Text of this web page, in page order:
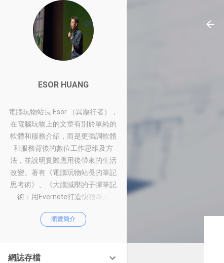
ESOR HUANG
電腦玩物站長 Esor （異塵行者），
在電腦玩物上的文章有別於單純的
軟體和服務介紹，而是更強調軟體
和服務背後的數位工作思維及方
法，並說明實際應用後帶來的生活
改變。著有《電腦玩物站長的筆記
思考術》、《大腦減壓的子彈筆記
術：用Evernote打造快狠準系
作術：從職場到人生的100個聰明
瀏覽簡介
網誌存檔